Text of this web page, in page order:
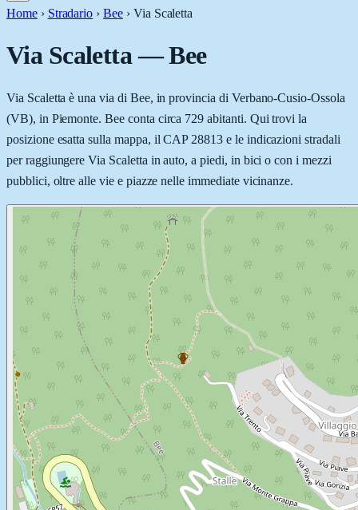
Home › Stradario › Bee › Via Scaletta
Via Scaletta—Bee
Via Scaletta è una via di Bee, in provincia di Verbano-Cusio-Ossola
(VB), in Piemonte. Bee conta circa 729 abitanti. Qui trovi la
posizione esatta sulla mappa, il CAP 28813 e le indicazioni stradali
per raggiungere Via Scaletta in auto, a piedi, in bici o con i mezzi
pubblici, oltre alle vie e piazze nelle immediate vicinanze.